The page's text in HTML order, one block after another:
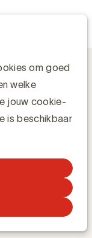
om goed
welke
jouw cookie-
is beschikbaar
in België?